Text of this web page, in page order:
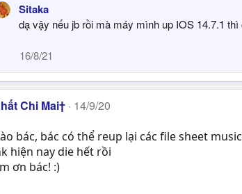
a
c
o
n
s
:
Sitaka
dạ vậy nếu jb rồi mà máy mình up IOS 14.7.1
16/8/21
Chi Mai† 14/9/20
bác, bác có thể reup lại các file sheet
hiện nay die hết rồi
ơn bác! :)